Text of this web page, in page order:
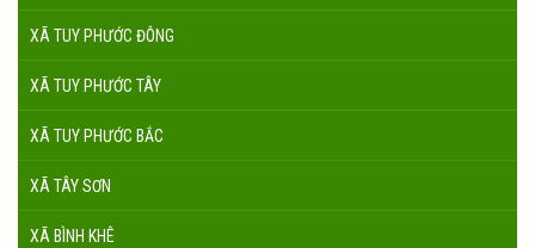
XÃ TUY PHƯỚC ĐÔNG
XÃ TUY PHƯỚC TÂY
XÃ TUY PHƯỚC BẮC
XÃ TÂY SƠN
XÃ BÌNH KHÊ